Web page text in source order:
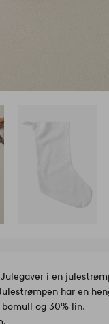
i en
har en
og 30% lin.